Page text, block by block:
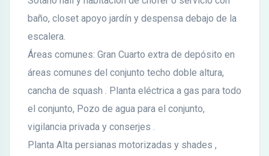
baño, closet apoyo jardín y despensa debajo de la
escalera.
Áreas comunes: Gran Cuarto extra de depósito en
áreas comunes del conjunto techo doble altura,
cancha de squash . Planta eléctrica a gas para todo
el conjunto, Pozo de agua para el conjunto,
vigilancia privada y conserjes .
Planta Alta persianas motorizadas y shades ,